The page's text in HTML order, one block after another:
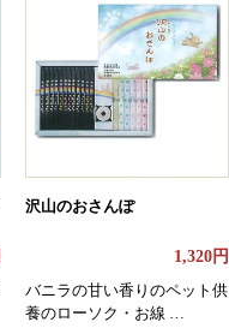
沢山のおさんぽ
1,320円
バニラの甘い香りのペット供
養のローソク・お線 …